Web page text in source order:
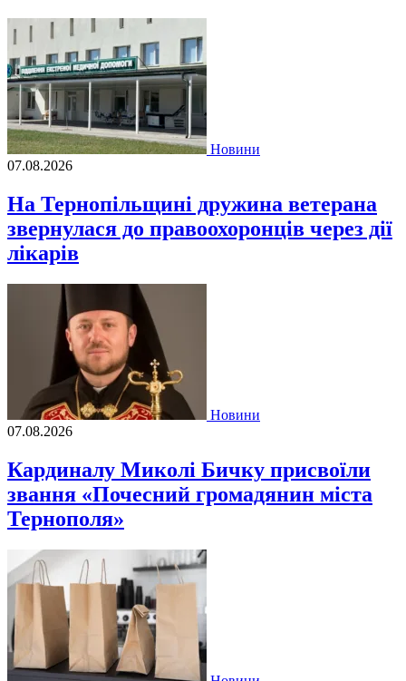
Новини
07.08.2026
На Тернопільщині дружина ветерана
звернулася до правоохоронців через дії
лікарів
Новини
07.08.2026
Кардиналу Миколі Бичку присвоїли
звання «Почесний громадянин міста
Тернополя»